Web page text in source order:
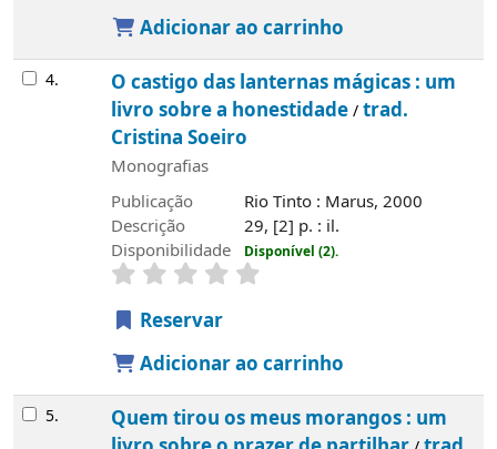
Adicionar ao carrinho
4.
O castigo das lanternas mágicas : um
livro sobre a honestidade/trad.
Cristina Soeiro
Monografias
Publicação
Rio Tinto : Marus, 2000
Descrição
29, [2] p. : il.
Disponibilidade
Disponível (2).
Reservar
Adicionar ao carrinho
5.
Quem tirou os meus morangos : um